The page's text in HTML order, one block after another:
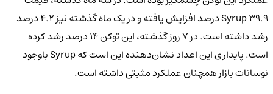
Syrup ۳۹.۹ درصد افزایش یافته و در یک ماه گذشته نیز ۴.۲ درصد
رشد داشته است. در ۷ روز گذشته، این توکن ۱۴ درصد رشد کرده
است. پایداری این اعداد نشان‌دهنده این است که Syrup باوجود
نوسانات بازار همچنان عملکرد مثبتی داشته است.